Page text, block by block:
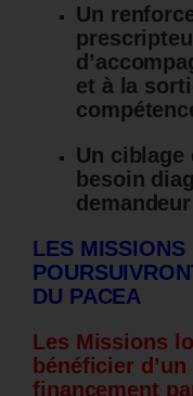
Un
et à la
Un
besoin
LES
DU PACEA
Les Missions
bénéficier
financement